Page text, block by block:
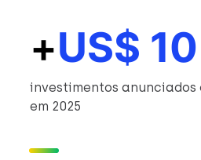
+US$
investimentos anunciados
em 2025